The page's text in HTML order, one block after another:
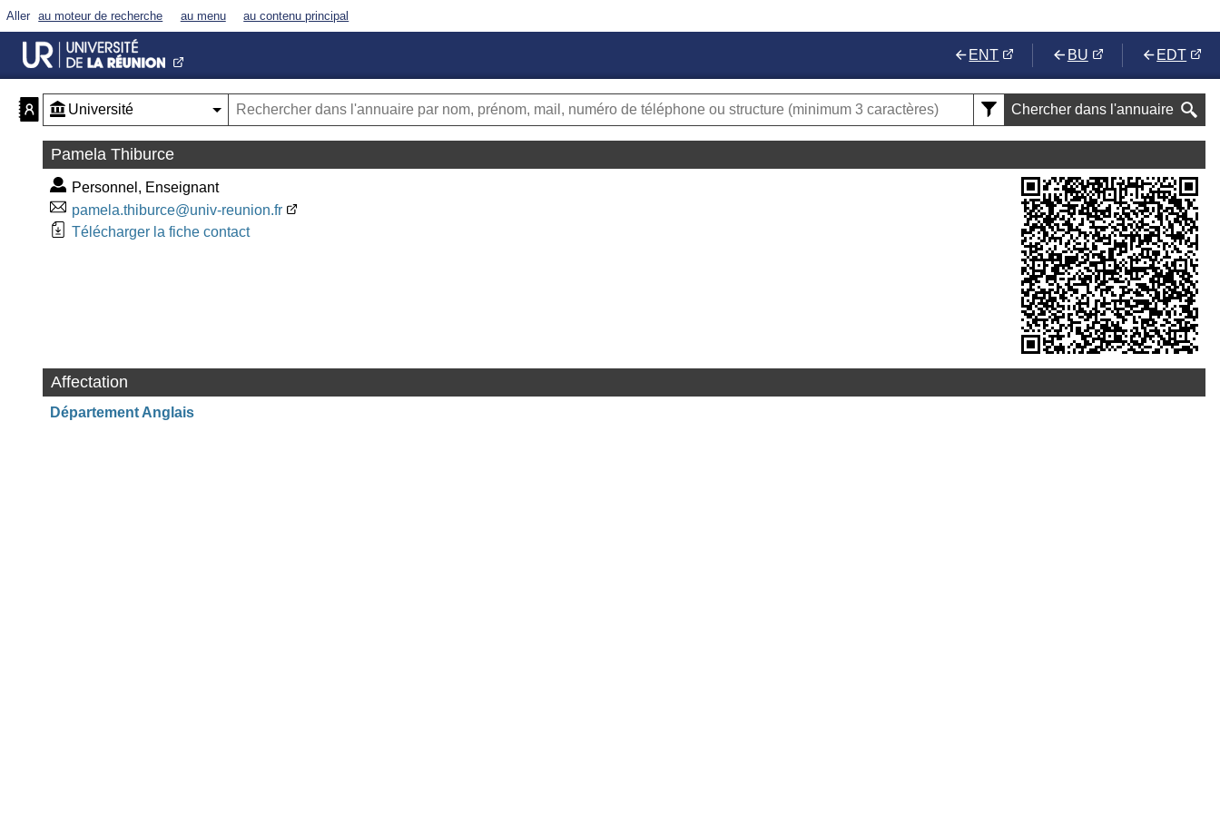
Aller au moteur de recherche au menu au contenu principal
ENT BU EDT
Chercher dans l'annuaire
Pamela Thiburce
Personnel, Enseignant
pamela.thiburce@univ-reunion.fr
Télécharger la fiche contact
Affectation
Département Anglais